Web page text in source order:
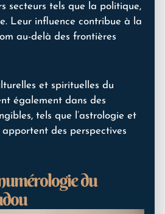
secteurs tels que la politique,
Leur influence contribue à la
au-delà des frontières
et spirituelles du
également dans des
tels que l’astrologie et
apportent des perspectives
du